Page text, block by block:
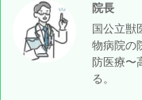
院長
国公立
物病院の
防医療〜
る。